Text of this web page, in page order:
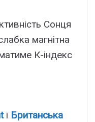
Сонця
магнітна
К-індекс
і Британська